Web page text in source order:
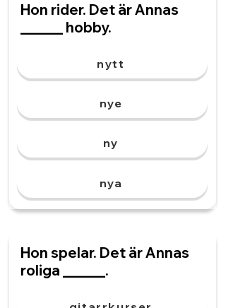
Hon rider. Det är Annas
______ hobby.
nytt
nye
ny
nya
Hon spelar. Det är Annas
roliga ______.